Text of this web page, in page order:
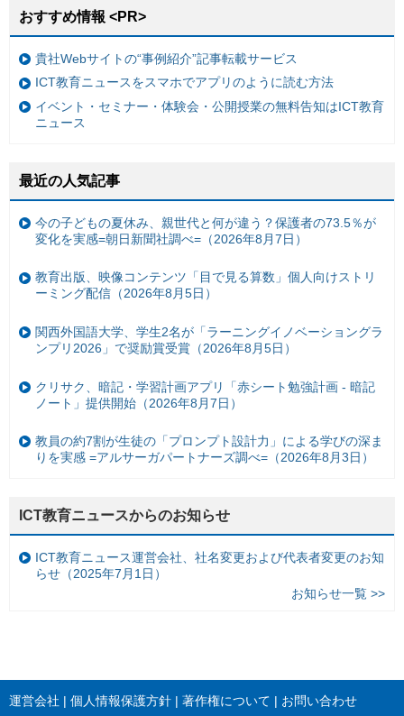
おすすめ情報 <PR>
貴社Webサイトの“事例紹介”記事転載サービス
ICT教育ニュースをスマホでアプリのように読む方法
イベント・セミナー・体験会・公開授業の無料告知はICT教育
ニュース
最近の人気記事
今の子どもの夏休み、親世代と何が違う？保護者の73.5％が
変化を実感=朝日新聞社調べ=（2026年8月7日）
教育出版、映像コンテンツ「目で見る算数」個人向けストリ
ーミング配信（2026年8月5日）
関西外国語大学、学生2名が「ラーニングイノベーショングラ
ンプリ2026」で奨励賞受賞（2026年8月5日）
クリサク、暗記・学習計画アプリ「赤シート勉強計画 - 暗記
ノート」提供開始（2026年8月7日）
教員の約7割が生徒の「プロンプト設計力」による学びの深ま
りを実感 =アルサーガパートナーズ調べ=（2026年8月3日）
ICT教育ニュースからのお知らせ
ICT教育ニュース運営会社、社名変更および代表者変更のお知
らせ（2025年7月1日）
お知らせ一覧 >>
運営会社 個人情報保護方針 著作権について お問い合わせ